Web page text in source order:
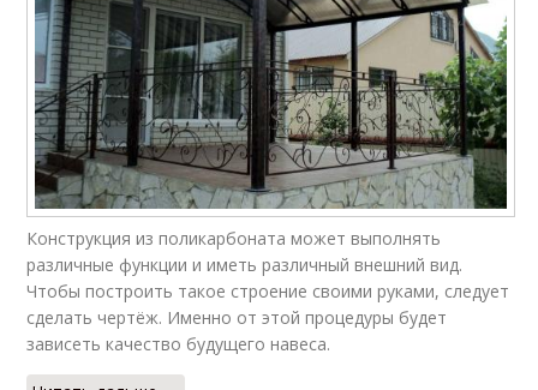
Конструкция из поликарбоната может выполнять
различные функции и иметь различный внешний вид.
Чтобы построить такое строение своими руками, следует
сделать чертёж. Именно от этой процедуры будет
зависеть качество будущего навеса.